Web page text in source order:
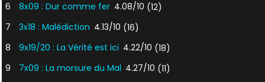
6
8x09 : Dur comme fer 4.08/10 (12)
7
3x18 : Malédiction 4.13/10 (16)
8
9x19/20 : La Vérité est ici 4.22/10 (18)
9
7x09 : La morsure du Mal 4.27/10 (11)